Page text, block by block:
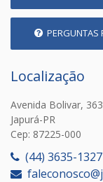
PERGUNTAS
Localização
Avenida Bolivar,
Japurá-PR
Cep: 87225-000
(44) 3635-1327